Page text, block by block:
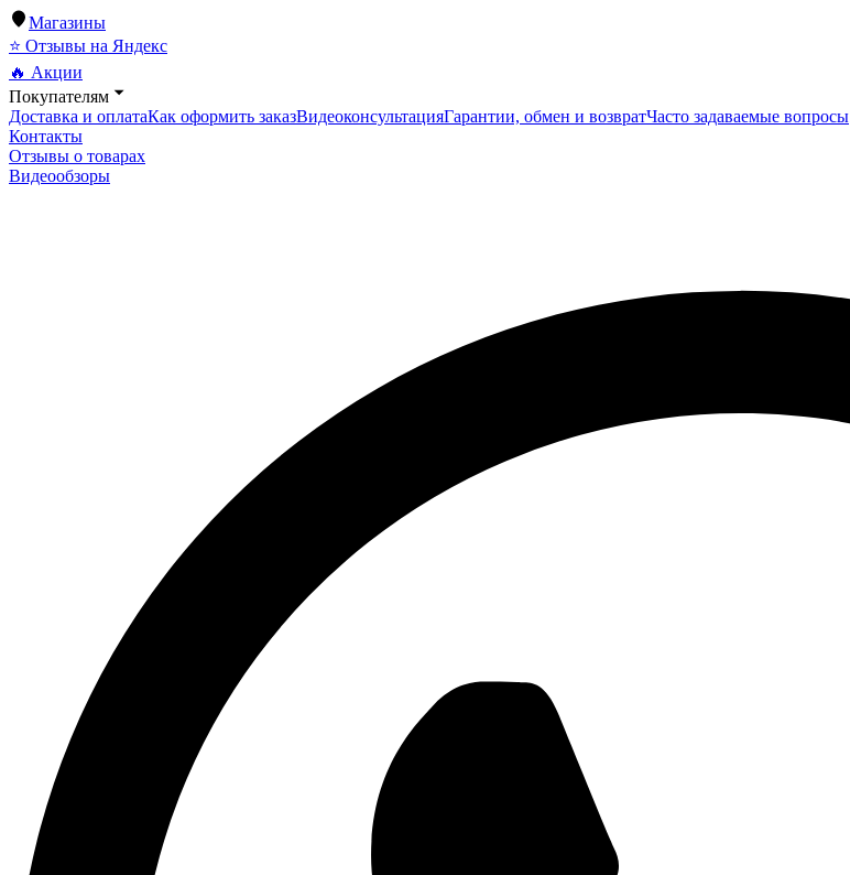
Магазины
⭐ Отзывы на Яндекс
🔥 Акции
Покупателям
Доставка и оплатаКак оформить заказВидеоконсультацияГарантии, обмен и возвратЧасто задаваемые вопросы
Контакты
Отзывы о товарах
Видеообзоры